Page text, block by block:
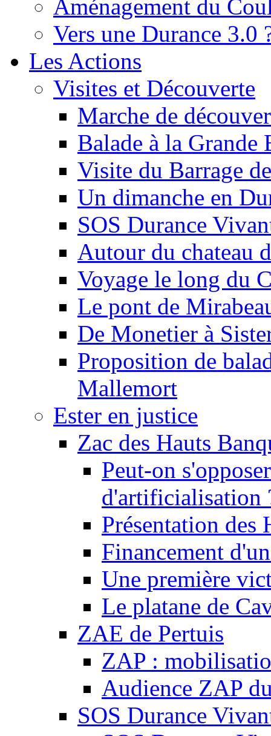
Aménagement du
Vers une Durance 3.0
Les Actions
Visites et Découverte
Marche de
Balade à la Grande
Visite du Barrage
Un dimanche en
SOS Durance
Autour du chateau
Voyage le long du
Le pont de
De Monetier à
Proposition de
Mallemort
Ester en justice
Zac des Hauts
Peut-on
d'artificialisation
Présentation des
Financement
Une première
Le platane de
ZAE de Pertuis
ZAP :
Audience ZAP
SOS Durance